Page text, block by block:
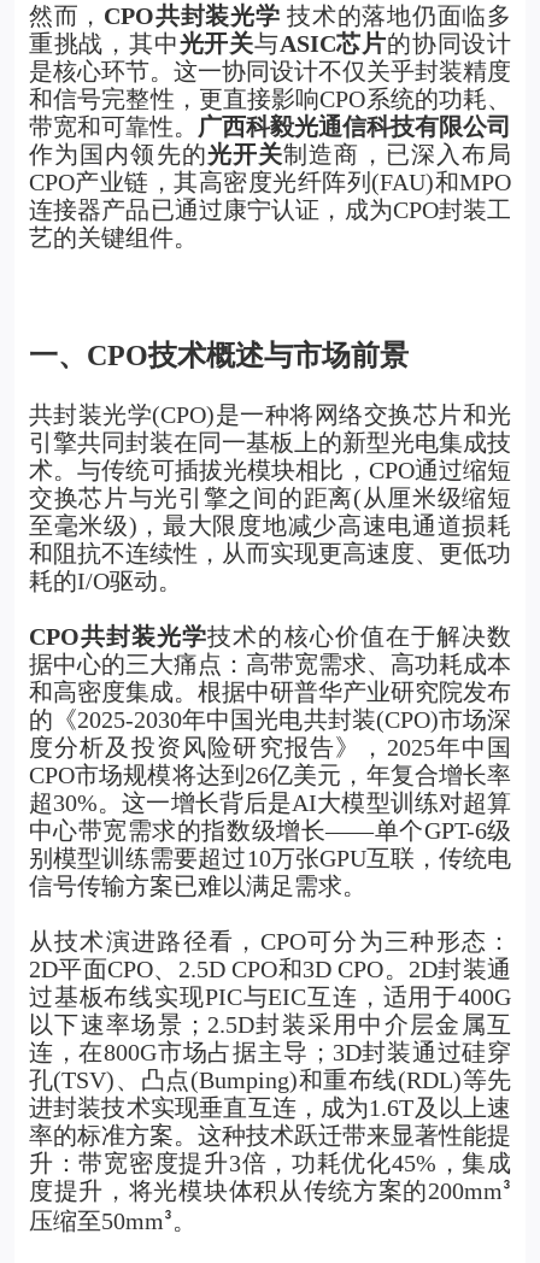
然而， CPO共封装光学 技术的落地仍面临多
重挑战，其中光开关与ASIC芯片的协同设计
是核心环节。这一协同设计不仅关乎封装精度
和信号完整性，更直接影响CPO系统的功耗、
带宽和可靠性。 广西科毅光通信科技有限公司
作为国内领先的光开关制造商 ，已深入布局
CPO产业链，其高密度光纤阵列(FAU)和MPO
连接器产品已通过康宁认证，成为CPO封装工
艺的关键组件。
一、CPO技术概述与市场前景
共封装光学(CPO)是一种将网络交换芯片和光
引擎共同封装在同一基板上的新型光电集成技
术。与传统可插拔光模块相比，CPO通过缩短
交换芯片与光引擎之间的距离(从厘米级缩短
至毫米级)，最大限度地减少高速电通道损耗
和阻抗不连续性，从而实现更高速度、更低功
耗的I/O驱动。
CPO共封装光学技术的核心价值在于解决数
据中心的三大痛点：高带宽需求、高功耗成本
和高密度集成。根据中研普华产业研究院发布
的《2025-2030年中国光电共封装(CPO)市场深
度分析及投资风险研究报告》，2025年中国
CPO市场规模将达到26亿美元，年复合增长率
超30%。这一增长背后是AI大模型训练对超算
中心带宽需求的指数级增长——单个GPT-6级
别模型训练需要超过10万张GPU互联，传统电
信号传输方案已难以满足需求。
从技术演进路径看，CPO可分为三种形态：
2D平面CPO、2.5D CPO和3D CPO。2D封装通
过基板布线实现PIC与EIC互连，适用于400G
以下速率场景；2.5D封装采用中介层金属互
连，在800G市场占据主导；3D封装通过硅穿
孔(TSV)、凸点(Bumping)和重布线(RDL)等先
进封装技术实现垂直互连，成为1.6T及以上速
率的标准方案。这种技术跃迁带来显著性能提
升：带宽密度提升3倍，功耗优化45%，集成
度提升，将光模块体积从传统方案的200mm³
压缩至50mm³。